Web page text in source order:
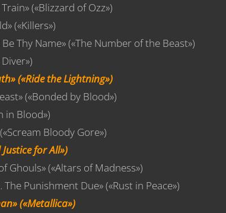
(«Blizzard of Ozz»)
(«Killers»)
Thy Name» («The Number of the Beast»)
(«Ride the Lightning»)
(«Bonded by Blood»)
in Blood»)
Bloody Gore»)
for All»)
Ghouls» («Altars of Madness»)
Punishment Due» («Rust in Peace»)
(«Metallica»)